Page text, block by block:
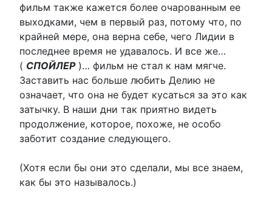
фильм также кажется более очарованным ее
выходками, чем в первый раз, потому что, по
крайней мере, она верна себе, чего Лидии в
последнее время не удавалось. И все же…
( СПОЙЛЕР)… фильм не стал к нам мягче.
Заставить нас больше любить Делию не
означает, что она не будет кусаться за это как
затычку. В наши дни так приятно видеть
продолжение, которое, похоже, не особо
заботит создание следующего.
(Хотя если бы они это сделали, мы все знаем,
как бы это называлось.)